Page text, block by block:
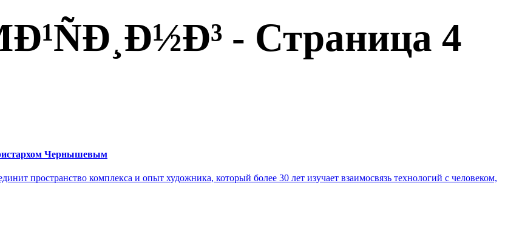
- Страница 4
Чернышевым
пространство комплекса и опыт художника, который более 30 лет изучает взаимосвязь технологий с человеком,